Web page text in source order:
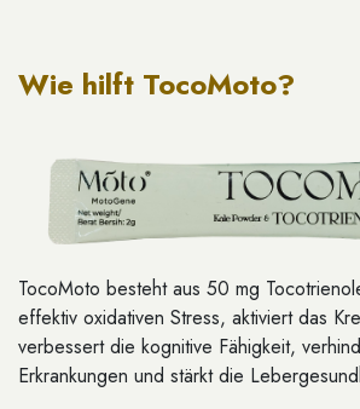
Wie hilft TocoMoto?
TocoMoto besteht aus 50 mg
effektiv oxidativen Stress, aktiviert das
verbessert die kognitive Fähigkeit,
Erkrankungen und stärkt die